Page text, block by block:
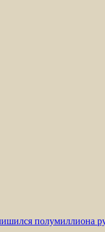
полумиллиона